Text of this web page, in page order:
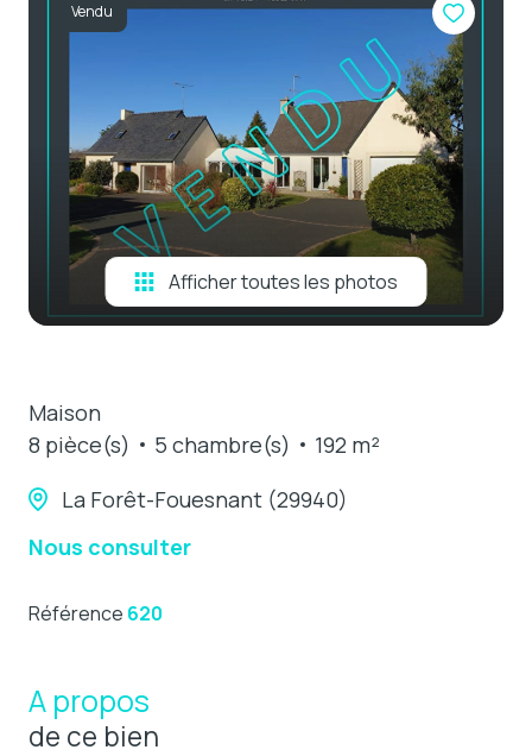
e-mail
contact
Vendu
Afficher toutes les photos
Maison
8 pièce(s)
5 chambre(s)
192 m²
La Forêt-Fouesnant (29940)
Nous consulter
Référence 620
A propos
de ce bien